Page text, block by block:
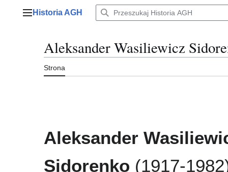
Menu główne
Historia AGH
Aleksander Wasiliewicz
Strona
Aleksander
Sidorenko (1917-